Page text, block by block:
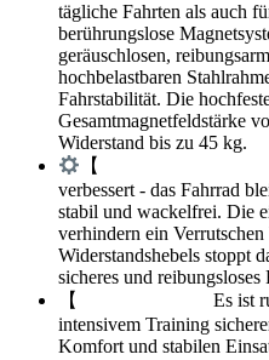
tägliche Fahrten als auch
berührungslose
geräuschlosen,
hochbelastbaren
Fahrstabilität. Die
Gesamtmagnetfeldstärke
Widerstand bis zu 45 kg.
【 ‍
verbessert - das Fahrrad
stabil und wackelfrei. Die
verhindern ein
Widerstandshebels stoppt
sicheres und reibungsloses
【 ‍ ️ ‍ ‍ ‍ ️ ‍ ️‍ ️ ‍ ️‍ ️‍ ️‍ ️‍ ️‍ ️‍ ️‍ ️‍ ️‍ ️‍ ️‍ ️‍ ️‍ ️‍ ️‍ ️‍ ️‍ Es ist
intensivem Training
Komfort und stabilen